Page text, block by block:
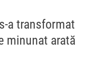
a transformat
minunat arată